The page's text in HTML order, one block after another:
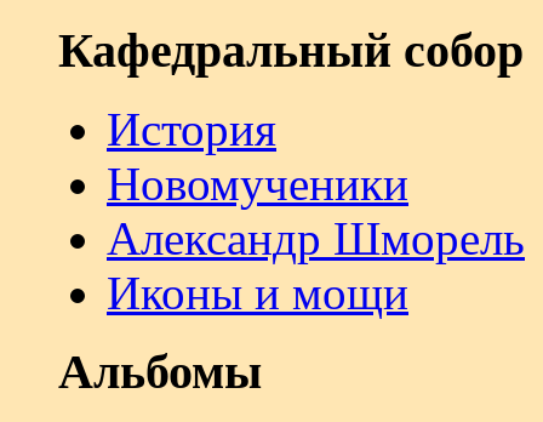
Кафедральный собор
История
Новомученики
Александр Шморель
Иконы и мощи
Альбомы